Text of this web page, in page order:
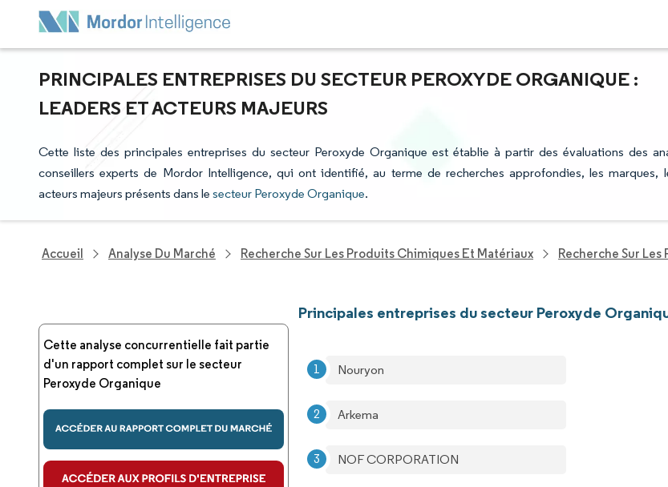
PRINCIPALES ENTREPRISES DU SECTEUR PEROXYDE ORGANIQUE :
LEADERS ET ACTEURS MAJEURS
Cette liste des principales entreprises du secteur Peroxyde Organique est établie à partir des évaluations des
conseillers experts de Mordor Intelligence, qui ont identifié, au terme de recherches approfondies, les marques,
acteurs majeurs présents dans le secteur Peroxyde Organique.
Accueil Analyse Du Marché Recherche Sur Les Produits Chimiques Et Matériaux Recherche Sur
Cette analyse concurrentielle fait partie
d'un rapport complet sur le secteur
Peroxyde Organique
Principales entreprises du secteur Peroxyde
Nouryon
Arkema
NOF CORPORATION